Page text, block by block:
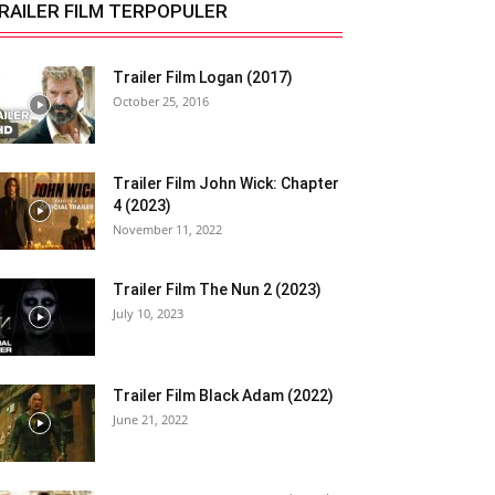
FILM TERPOPULER
Trailer Film Logan (2017)
October 25, 2016
Trailer Film John Wick: Chapter
4 (2023)
November 11, 2022
Trailer Film The Nun 2 (2023)
July 10, 2023
Trailer Film Black Adam (2022)
June 21, 2022